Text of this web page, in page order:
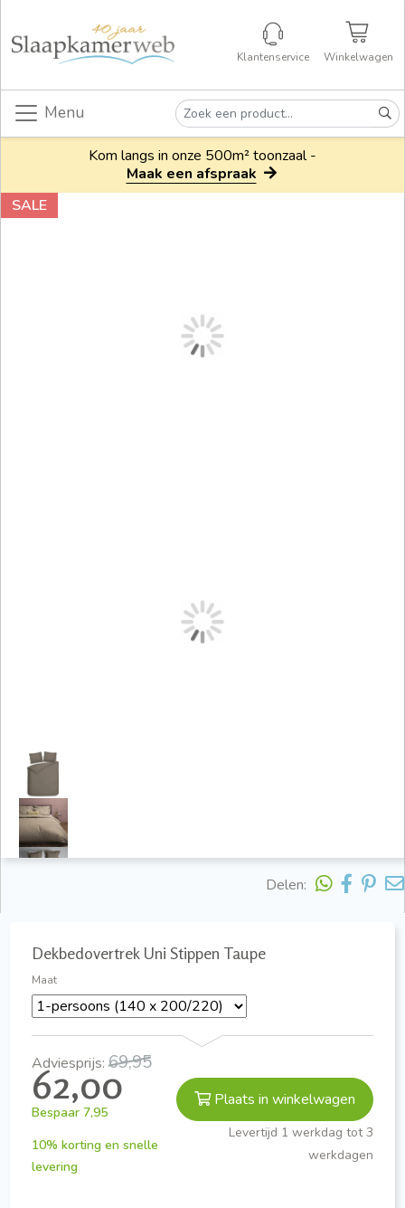
Klantenservice Winkelwagen
Menu
Kom langs in onze 500m² toonzaal -
Maak een afspraak
SALE
Delen:
Dekbedovertrek Uni Stippen Taupe
Maat
Adviesprijs: 69,95
62,00
Bespaar 7,95
10% korting en snelle
levering
Plaats in winkelwagen
Levertijd 1 werkdag tot 3
werkdagen